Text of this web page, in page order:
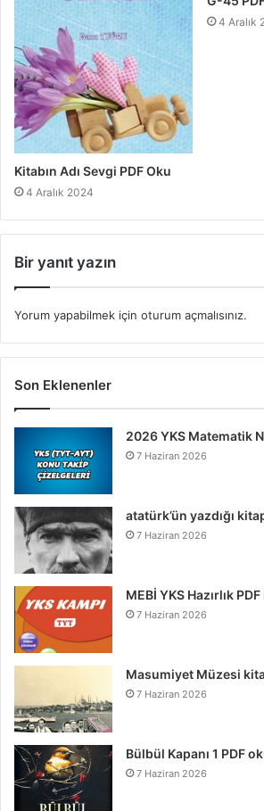
Kitabın Adı Sevgi PDF Oku
4 Aralık 2024
4 Aralık
Bir yanıt yazın
Yorum yapabilmek için oturum açmalısınız.
Son Eklenenler
2026 YKS Matematik
7 Haziran 2026
atatürk’ün yazdığı
7 Haziran 2026
MEBİ YKS Hazırlık
7 Haziran 2026
Masumiyet Müzesi
7 Haziran 2026
Bülbül Kapanı 1 PDF
7 Haziran 2026